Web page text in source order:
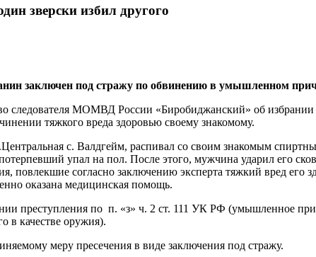
зверски избил другого
заключен под стражу по обвинению в умышленном
следователя МОМВД России «Биробиджанский» об избрании
тяжкого вреда здоровью своему знакомому.
с. Валдгейм, распивал со своим знакомым
упал на пол. После этого, мужчина ударил его
повлекшие согласно заключению эксперта тяжкий вред
оказана медицинская помощь.
преступления по п. «з» ч. 2 ст. 111 УК РФ (умышленное
в качестве оружия).
меру пресечения в виде заключения под стражу.